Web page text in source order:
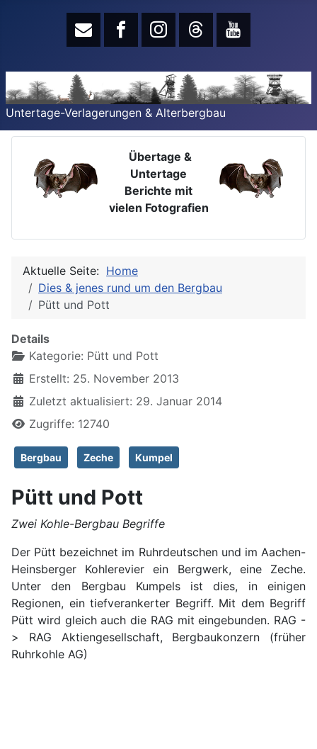
Untertage-Verlagerungen & Alterbergbau
Übertage &
Untertage
Berichte mit
vielen Fotografien
Aktuelle Seite: Home
Dies & jenes rund um den Bergbau
Pütt und Pott
Details
Kategorie: Pütt und Pott
Erstellt: 25. November 2013
Zuletzt aktualisiert: 29. Januar 2014
Zugriffe: 12740
Bergbau Zeche Kumpel
Pütt und Pott
Zwei Kohle-Bergbau Begriffe
Der Pütt bezeichnet im Ruhrdeutschen und im Aachen-
Heinsberger Kohlerevier ein Bergwerk, eine Zeche.
Unter den Bergbau Kumpels ist dies, in einigen
Regionen, ein tiefverankerter Begriff. Mit dem Begriff
Pütt wird gleich auch die RAG mit eingebunden. RAG -
> RAG Aktiengesellschaft, Bergbaukonzern (früher
Ruhrkohle AG)